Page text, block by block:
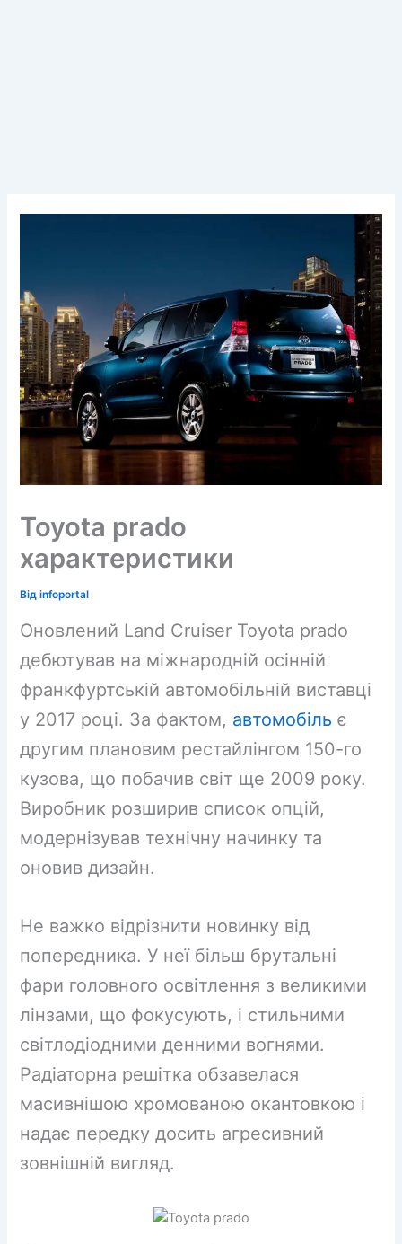
Toyota prado
характеристики
Відinfoportal
Оновлений Land Cruiser Toyota prado
дебютував на міжнародній осінній
франкфуртській автомобільній виставці
у 2017 році. За фактом, автомобільє
другим плановим рестайлінгом 150-го
кузова, що побачив світ ще 2009 року.
Виробник розширив список опцій,
модернізував технічну начинку та
оновив дизайн.
Не важко відрізнити новинку від
попередника. У неї більш брутальні
фари головного освітлення з великими
лінзами, що фокусують, і стильними
світлодіодними денними вогнями.
Радіаторна решітка обзавелася
масивнішою хромованою окантовкою і
надає передку досить агресивний
зовнішній вигляд.